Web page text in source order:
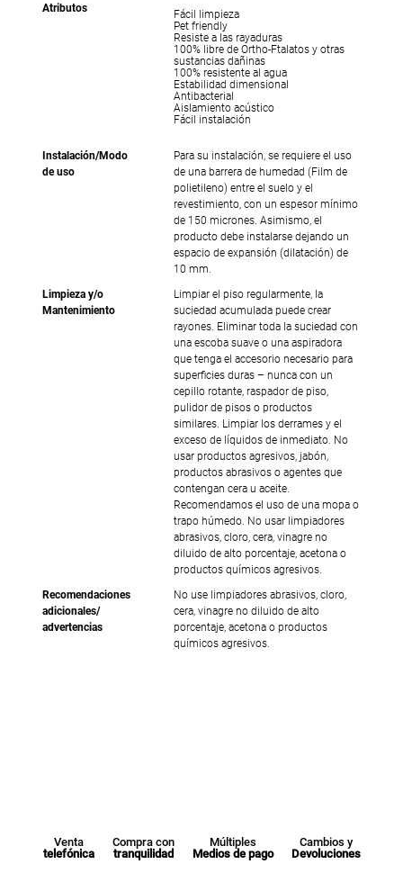
Atributos
Fácil limpieza
Pet friendly
Resiste a las rayaduras
100% libre de Ortho-Ftalatos y otras
sustancias dañinas
100% resistente al agua
Estabilidad dimensional
Antibacterial
Aislamiento acústico
Fácil instalación
Instalación/Modo
de uso
Para su instalación, se requiere el uso
de una barrera de humedad (Film de
polietileno) entre el suelo y el
revestimiento, con un espesor mínimo
de 150 micrones. Asimismo, el
producto debe instalarse dejando un
espacio de expansión (dilatación) de
10 mm.
Limpieza y/o
Mantenimiento
Limpiar el piso regularmente, la
suciedad acumulada puede crear
rayones. Eliminar toda la suciedad con
una escoba suave o una aspiradora
que tenga el accesorio necesario para
superficies duras – nunca con un
cepillo rotante, raspador de piso,
pulidor de pisos o productos
similares. Limpiar los derrames y el
exceso de líquidos de inmediato. No
usar productos agresivos, jabón,
productos abrasivos o agentes que
contengan cera u aceite.
Recomendamos el uso de una mopa o
trapo húmedo. No usar limpiadores
abrasivos, cloro, cera, vinagre no
diluido de alto porcentaje, acetona o
productos químicos agresivos.
Recomendaciones
adicionales/
advertencias
No use limpiadores abrasivos, cloro,
cera, vinagre no diluido de alto
porcentaje, acetona o productos
químicos agresivos.
Venta
telefónica
Compra con
tranquilidad
Múltiples
Medios de pago
Cambios y
Devoluciones